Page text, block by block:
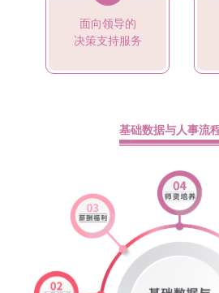
面向领导的
决策支持服务
基础数据与人事流